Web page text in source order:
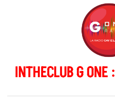
INTHECLUB G ONE